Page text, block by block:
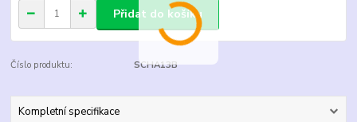
Přidat do košíku
Číslo produktu: SCHA13B
Kompletní specifikace